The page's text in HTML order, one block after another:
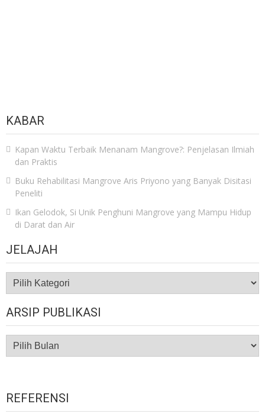
KABAR
Kapan Waktu Terbaik Menanam Mangrove?: Penjelasan Ilmiah
dan Praktis
Buku Rehabilitasi Mangrove Aris Priyono yang Banyak Disitasi
Peneliti
Ikan Gelodok, Si Unik Penghuni Mangrove yang Mampu Hidup
di Darat dan Air
JELAJAH
JELAJAH
ARSIP PUBLIKASI
ARSIP
PUBLIKASI
REFERENSI